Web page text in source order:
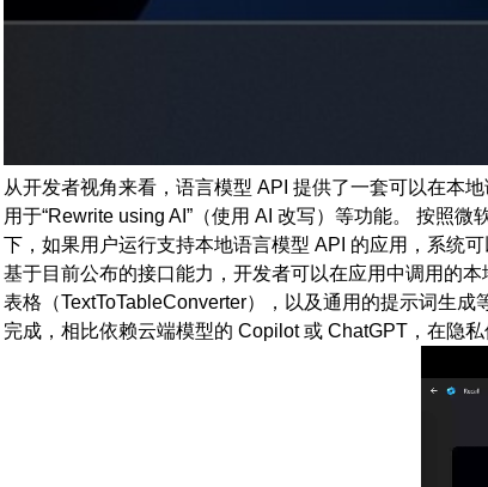
从开发者视角来看，语言模型 API 提供了一套可以在本
用于“Rewrite using AI”（使用 AI 改写）等功能。 按照
下，如果用户运行支持本地语言模型 API 的应用，系统
基于目前公布的接口能力，开发者可以在应用中调用的
表格（TextToTableConverter），以及通用的提示词生
完成，相比依赖云端模型的 Copilot 或 ChatGPT，在隐私